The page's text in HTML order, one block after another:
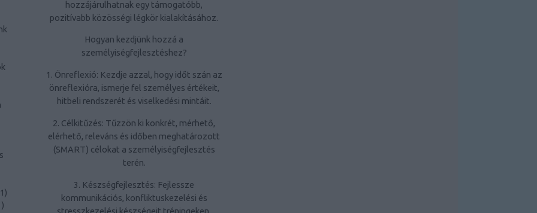
1)
)
hozzájárulhatnak egy támogatóbb,
pozitívabb közösségi légkör kialakításához.
Hogyan kezdjünk hozzá a
személyiségfejlesztéshez?
1. Önreflexió: Kezdje azzal, hogy időt szán az
önreflexióra, ismerje fel személyes értékeit,
hitbeli rendszerét és viselkedési mintáit.
2. Célkitűzés: Tűzzön ki konkrét, mérhető,
elérhető, releváns és időben meghatározott
(SMART) célokat a személyiségfejlesztés
terén.
3. Készségfejlesztés: Fejlessze
kommunikációs, konfliktuskezelési és
stresszkezelési készségeit tréningeken,